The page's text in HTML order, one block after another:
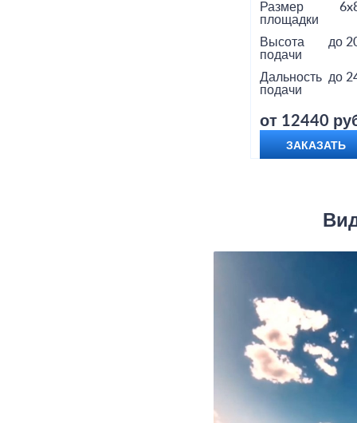
Размер
площадки
Высота
подачи
до
Дальность
подачи
до
от 12440
ЗАКАЗАТЬ